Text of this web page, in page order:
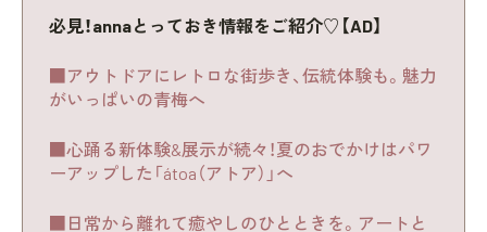
必見！annaとっておき情報をご紹介♡【AD】
■アウトドアにレトロな街歩き、伝統体験も。魅力
がいっぱいの青梅へ
■心踊る新体験&展示が続々！夏のおでかけはパワ
ーアップした「átoa（アトア）」へ
■日常から離れて癒やしのひとときを。アートと